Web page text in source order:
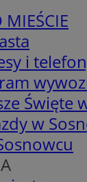
MIEŚCIE
i
Święte
w